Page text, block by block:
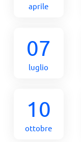
aprile
07
luglio
10
ottobre